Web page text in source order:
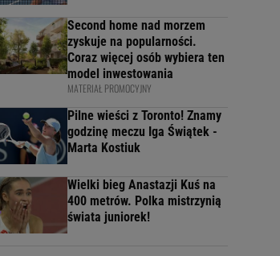
Second home nad morzem
zyskuje na popularności.
Coraz więcej osób wybiera ten
model inwestowania
MATERIAŁ PROMOCYJNY
Pilne wieści z Toronto! Znamy
godzinę meczu Iga Świątek -
Marta Kostiuk
Wielki bieg Anastazji Kuś na
400 metrów. Polka mistrzynią
świata juniorek!